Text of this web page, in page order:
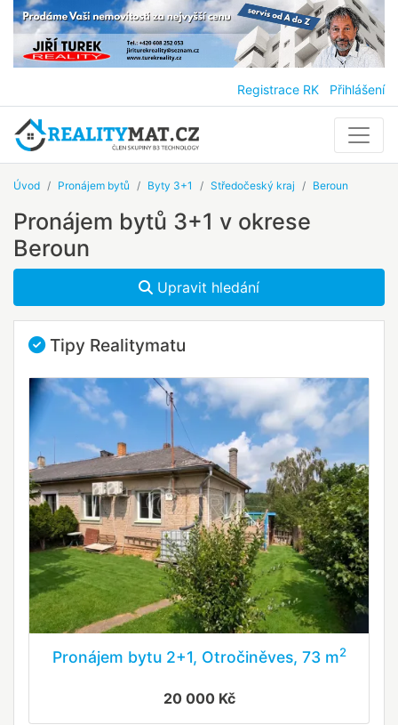
Registrace RK Přihlášení
Úvod Pronájem bytů Byty 3+1 Středočeský kraj Beroun
Pronájem bytů 3+1 v okrese
Beroun
Upravit hledání
Tipy Realitymatu
Pronájem bytu 2+1, Otročiněves, 73 m2
20 000 Kč